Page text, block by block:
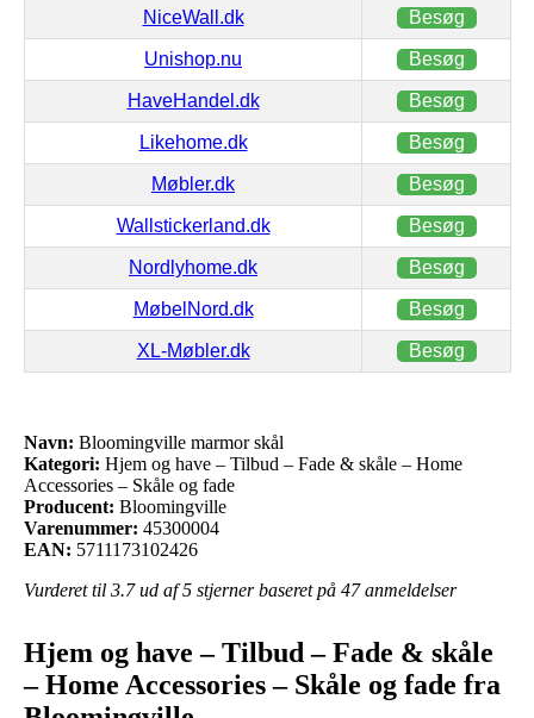
NiceWall.dk Besøg
Unishop.nu Besøg
HaveHandel.dk Besøg
Likehome.dk Besøg
Møbler.dk Besøg
Wallstickerland.dk Besøg
Nordlyhome.dk Besøg
MøbelNord.dk Besøg
XL-Møbler.dk Besøg
Navn: Bloomingville marmor skål
Kategori: Hjem og have – Tilbud – Fade & skåle – Home
Accessories – Skåle og fade
Producent: Bloomingville
Varenummer: 45300004
EAN: 5711173102426
Vurderet til 3.7ud af 5 stjerner baseret på 47anmeldelser
Hjem og have – Tilbud – Fade & skåle
– Home Accessories – Skåle og fade fra